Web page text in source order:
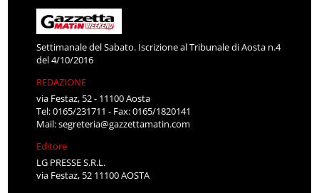
Settimanale del Sabato. Iscrizione al Tribunale di Aosta n.4
del 4/10/2016
REDAZIONE
via Festaz, 52 - 11100 Aosta
Tel: 0165/231711 - Fax: 0165/1820141
Mail:segreteria@gazzettamatin.com
Editore
LG PRESSE S.R.L.
via Festaz, 52 11100 AOSTA